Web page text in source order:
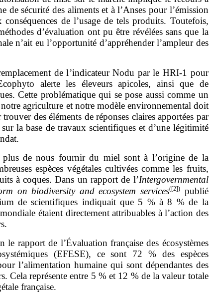
de sécurité des aliments et à l’Anses pour l’émission
de l’usage de tels produits. Toutefois,
d’évaluation ont pu être révélées sans que la
n’ait eu l’opportunité d’appréhender l’ampleur des
de l’indicateur Nodu par le HRI‑1 pour
alerte les éleveurs apicoles, ainsi que de
Cette problématique qui se pose aussi comme un
agriculture et notre modèle environnemental doit
des éléments de réponses claires apportées par
sur la base de travaux scientifiques et d’une légitimité
plus de nous fournir du miel sont à l’origine de la
espèces végétales cultivées comme les fruits,
à coques. Dans un rapport de l’Intergovernmental
on biodiversity and ecosystem services([2])
publié
de scientifiques indiquait que 5 % à 8 % de la
étaient directement attribuables à l’action des
le rapport de l’Évaluation française des écosystèmes
(EFESE), ce sont 72 % des espèces
l’alimentation humaine qui sont dépendantes des
Cela représente entre 5 % et 12 % de la valeur totale
française.